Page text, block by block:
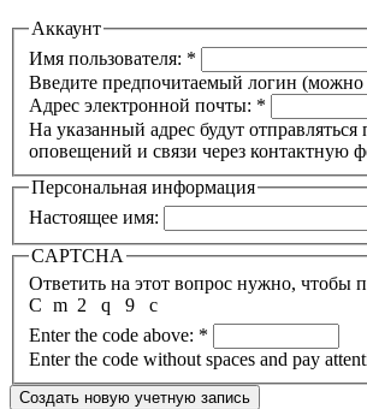
Аккаунт
Имя пользователя: *
Введите предпочитаемый логин (можно
Адрес электронной почты: *
На указанный адрес будут
оповещений и связи через контактную
Персональная информация
Настоящее имя:
CAPTCHA
Ответить на этот вопрос нужно, чтобы
9
c
C m 2
q
Enter the code above: *
Enter the code without spaces and pay